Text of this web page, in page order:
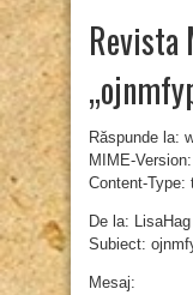
Revista
Răspunde la:
MIME-
Content-Type:
De la: LisaHag
Subiect:
Mesaj: